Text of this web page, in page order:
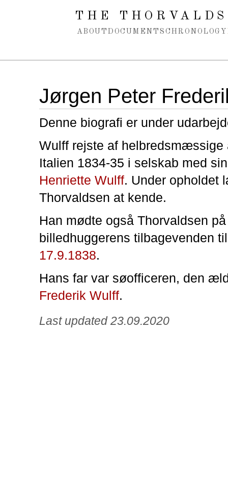
Spring navigation over
THE
ABOUT DOCUMENTS CHRONOLOGY
Jørgen Peter
Denne biografi er under
Wulff rejste af helbredsmæssige
Italien 1834-35 i selskab med
Henriette Wulff. Under opholdet
Thorvaldsen at kende.
Han mødte også Thorvaldsen
billedhuggerens tilbagevenden
17.9.1838.
Hans far var søofficeren, den
Frederik Wulff.
Last updated 23.09.2020